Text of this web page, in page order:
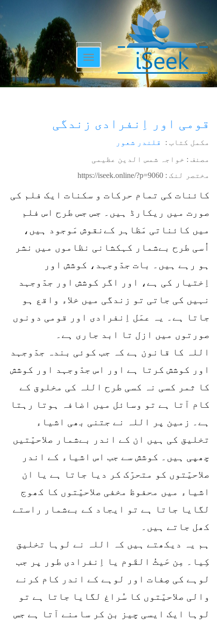
Toggle
navigation
قومی اور اِنفرادی زندگی
مکمل کتاب : قلندر شعور
مصنف : خواجہ شمس الدین عظیمی
مختصر لنک : https://iseek.online/?p=9060
کائنات کی تمام حرکات و سکنات ایک فلم کی
صورت میں ریکارڈ ہیں۔ جس جس طرح اس فلم
میں کائناتی مَظاہر کےنقوش مَوجود ہیں،
اُسی طرح بےشمار کہکشانی نظاموں میں نشر
ہو رہے ہیں۔ بات جدّوجہد، کوشش اور
اِختیار کی ہے، اور اگر کوشش اور جدّوجہد
نہیں کی جاتی تو زندگی میں خلاء واقع ہو
جاتا ہے۔ یہ عمَل اِنفرادی اور قومی دونوں
صورتوں میں ازل تا ابد جاری ہے۔
اللہ کا قانون ہے کہ جب کوئی بندہ جدّوجہد
اور کوشش کرتا ہے اور اس جدّوجہد اور کوشش
کا ثمر کسی نہ کسی طرح اللہ کی مخلوق کے
کام آتا ہے تو وسائل میں اضافہ ہوتا رہتا
ہے۔ زمین پر اللہ نے جتنی بھی اشیاء
تخلیق کی ہیں ان کے اندر بےشمار صلاحیّتیں
چھپی ہیں۔ کوشش سے جب اس اشیاء کے اندر
صلاحیّتوں کو متحرّک کر دیا جاتا ہے یا ان
اشیاء میں محفوظ مخفی صلاحیّتوں کا کھوج
لگایا جاتا ہے تو ایجاد کے بےشمار راستے
کھل جاتے ہیں۔
ہم یہ دیکھتے ہیں کہ اللہ نے لوہا تخلیق
کِیا۔ مِن حَیثُ القَوم یا اِنفرادی طور پر جب
لوہے کی صِفات اور لوہے کے اندر کام کرنے
والی صلاحیّتوں کا سُراغ لگایا جاتا ہے تو
لوہا ایک ایسی چیز بن کر سامنے آتا ہے جس